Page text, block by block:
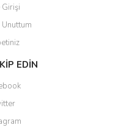
Girişi
EDİN